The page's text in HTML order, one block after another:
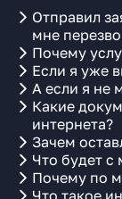
Отправил
мне
Почему
Если я уже
А если я не
Какие
интернета?
Зачем
Что будет
Почему по
Что такое